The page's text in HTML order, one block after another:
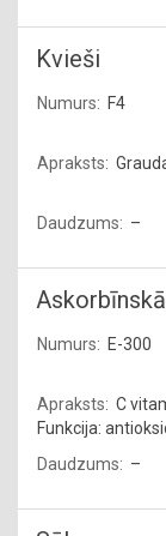
Kvieši
F4
–
E-300
C
Funkcija:
–